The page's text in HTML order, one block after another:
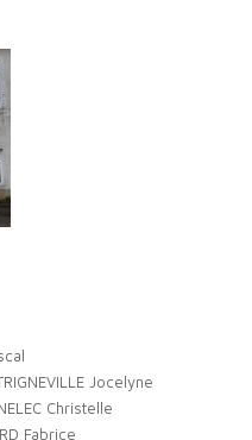
Jocelyne
Christelle
Fabrice